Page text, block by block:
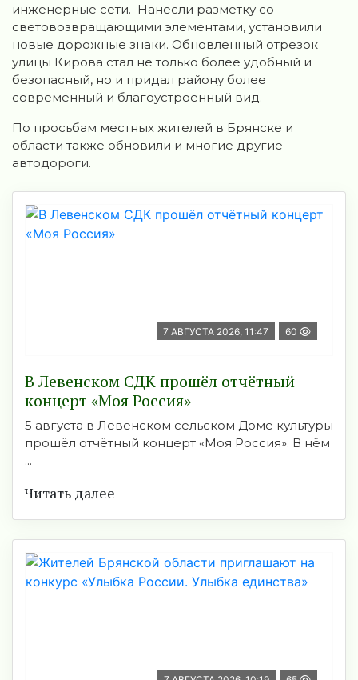
инженерные сети. Нанесли разметку со
световозвращающими элементами, установили
новые дорожные знаки. Обновленный отрезок
улицы Кирова стал не только более удобный и
безопасный, но и придал району более
современный и благоустроенный вид.
По просьбам местных жителей в Брянске и
области также обновили и многие другие
автодороги.
7 АВГУСТА 2026, 11:47 60
В Левенском СДК прошёл отчётный
концерт «Моя Россия»
5 августа в Левенском сельском Доме культуры
прошёл отчётный концерт «Моя Россия». В нём
...
Читать далее